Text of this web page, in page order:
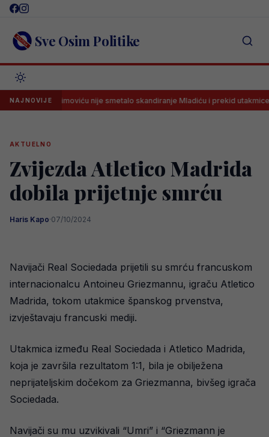
Skip
content Sve Osim Politike
NAJNOVIJE
Misimoviću nije smetalo skandiranje Mladiću i prekid utakmice, sretan
AKTUELNO
Zvijezda Atletico Madrida
dobila prijetnje smrću
Haris Kapo·07/10/2024
Navijači Real Sociedada prijetili su smrću francuskom
internacionalcu Antoineu Griezmannu, igraču Atletico
Madrida, tokom utakmice španskog prvenstva,
izvještavaju francuski mediji.
Utakmica između Real Sociedada i Atletico Madrida,
koja je završila rezultatom 1:1, bila je obilježena
neprijateljskim dočekom za Griezmanna, bivšeg igrača
Sociedada.
Navijači su mu uzvikivali “Umri” i “Griezmann je